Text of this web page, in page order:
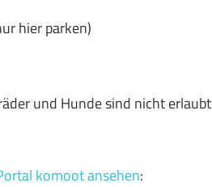
hier parken)
und Hunde sind nicht erlaubt
komoot ansehen: